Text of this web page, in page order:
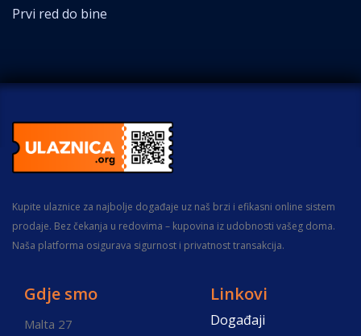
Prvi red do bine
Kupite ulaznice za najbolje događaje uz naš brzi i efikasni online sistem
prodaje. Bez čekanja u redovima – kupovina iz udobnosti vašeg doma.
Naša platforma osigurava sigurnost i privatnost transakcija.
Gdje smo
Malta 27
Linkovi
Događaji